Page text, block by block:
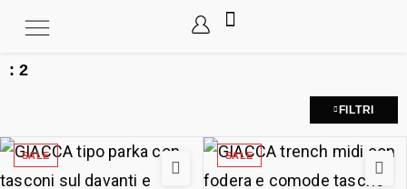
:2
FILTRI
SALE SALE